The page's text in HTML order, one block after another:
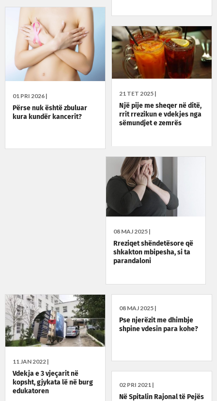
01 PRI 2026 |
Përse nuk është zbuluar
kura kundër kancerit?
21 TET 2025 |
Një pije me sheqer në ditë,
rrit rrezikun e vdekjes nga
sëmundjet e zemrës
08 MAJ 2025 |
Rreziqet shëndetësore që
shkakton mbipesha, si ta
parandaloni
08 MAJ 2025 |
Pse njerëzit me dhimbje
shpine vdesin para kohe?
11 JAN 2022 |
Vdekja e 3 vjeçarit në
kopsht, gjykata lë në burg
edukatoren
02 PRI 2021 |
Në Spitalin Rajonal të Pejës